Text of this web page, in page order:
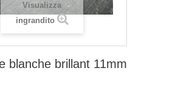
Visualizza
ingrandito
blanche brillant 11mm